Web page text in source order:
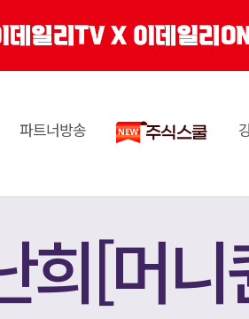
파트너방송
희[머